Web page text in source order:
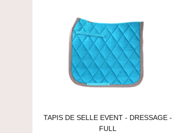
TAPIS DE SELLE EVENT - DRESSAGE -
FULL